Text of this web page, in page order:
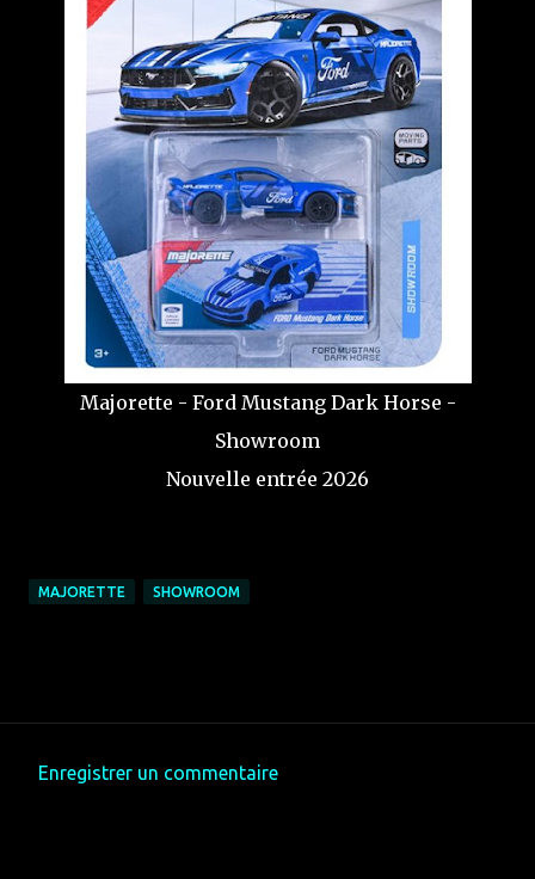
Majorette - Ford Mustang Dark Horse -
Showroom
Nouvelle entrée 2026
MAJORETTE SHOWROOM
Enregistrer un commentaire